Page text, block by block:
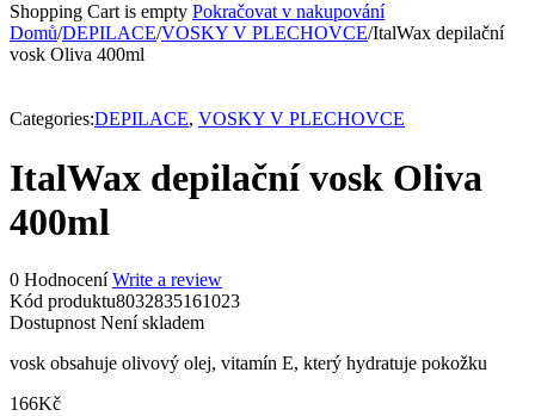
Shopping Cart is empty Pokračovat v nakupování
Domů/DEPILACE/VOSKY V PLECHOVCE/ItalWax depilační
vosk Oliva 400ml
Categories:DEPILACE, VOSKY V PLECHOVCE
ItalWax depilační vosk Oliva
400ml
0 Hodnocení Write a review
Kód produktu8032835161023
Dostupnost Není skladem
vosk obsahuje olivový olej, vitamín E, který hydratuje pokožku
166Kč